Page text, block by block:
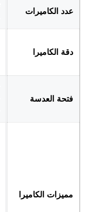
عدد الكاميرات
دقة الكاميرا
فتحة العدسة
مميزات الكاميرا